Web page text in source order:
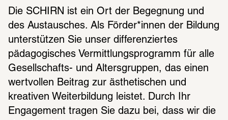
Die SCHIRN ist ein Ort der Begegnung und
des Austausches. Als Förder*innen der Bildung
unterstützen Sie unser differenziertes
pädagogisches Vermittlungsprogramm für alle
Gesellschafts- und Altersgruppen, das einen
wertvollen Beitrag zur ästhetischen und
kreativen Weiterbildung leistet. Durch Ihr
Engagement tragen Sie dazu bei, dass wir die